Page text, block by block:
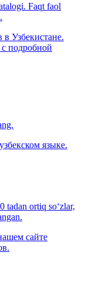
Faqt faol
Узбекистане.
подробной
языке.
tadan ortiq so‘zlar,
сайте